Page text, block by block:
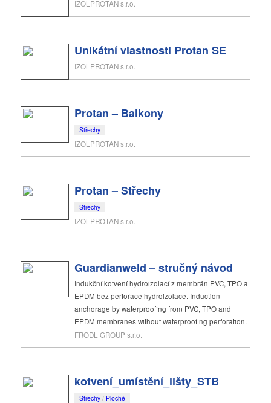
IZOLPROTAN s.r.o.
Unikátní vlastnosti Protan SE
IZOLPROTAN s.r.o.
Protan – Balkony
Střechy
IZOLPROTAN s.r.o.
Protan – Střechy
Střechy
IZOLPROTAN s.r.o.
Guardianweld – stručný návod
Indukční kotvení hydroizolací z membrán PVC, TPO a
EPDM bez perforace hydroizolace. Induction
anchorage by waterproofing from PVC, TPO and
EPDM membranes without waterproofing perforation.
FRODL GROUP s.r.o.
kotvení_umístění_lišty_STB
Střechy / Ploché